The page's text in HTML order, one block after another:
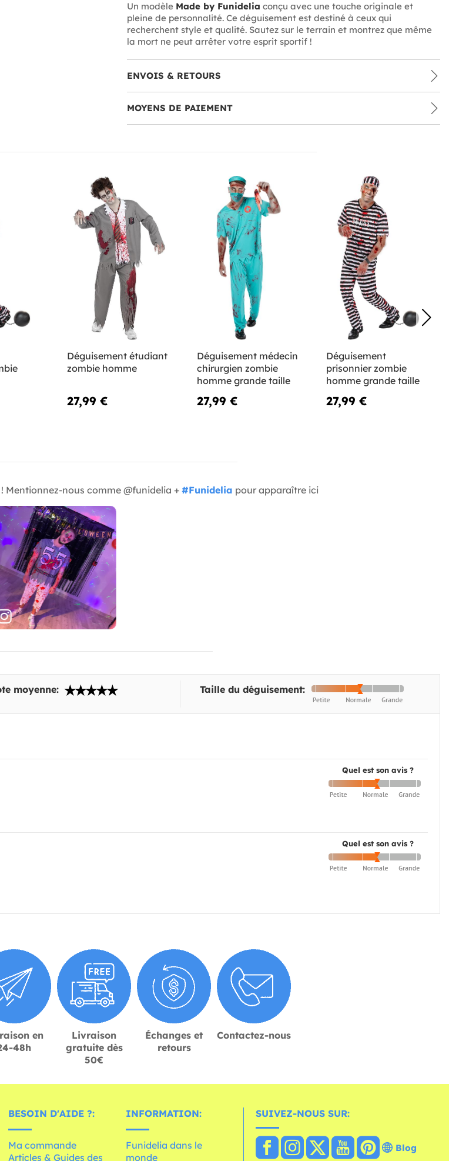
Un modèle Made by Funidelia conçu avec une touche originale et
pleine de personnalité. Ce déguisement est destiné à ceux qui
recherchent style et qualité. Sautez sur le terrain et montrez que même
la mort ne peut arrêter votre esprit sportif !
ENVOIS & RETOURS
MOYENS DE PAIEMENT
Déguisement étudiant
zombie homme
27,99 €
Déguisement médecin
chirurgien zombie
homme grande taille
27,99 €
Déguisement
prisonnier zombie
homme grande taille
27,99 €
! Mentionnez-nous comme @funidelia + #Funidelia pour apparaître ici
moyenne: Taille du déguisement:
Quel est son avis ?
Quel est son avis ?
en
48h
Livraison
gratuite dès
50€
Échanges et
retours
Contactez-nous
BESOIN D'AIDE ?:
Ma commande
Articles & Guides des
INFORMATION:
Funidelia dans le
monde
SUIVEZ-NOUS SUR:
Blog